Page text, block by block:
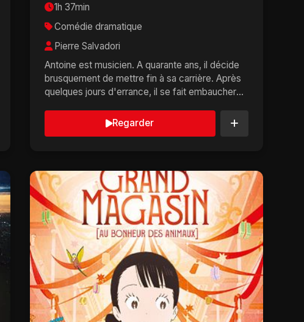
1h 37min
Comédie dramatique
Pierre Salvadori
Antoine est musicien. A quarante ans, il décide
brusquement de mettre fin à sa carrière. Après
quelques jours d'errance, il se fait embaucher
Regarder